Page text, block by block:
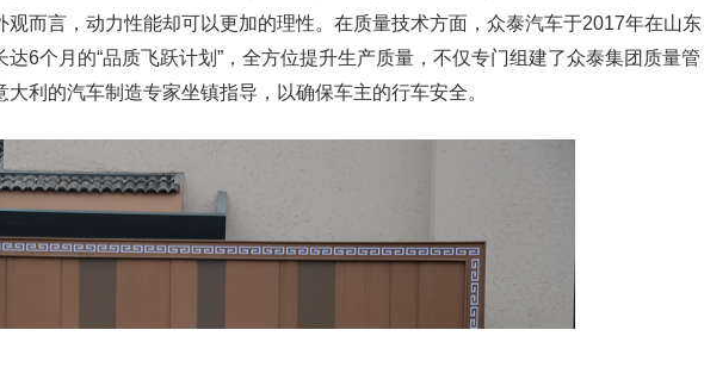
观而言，动力性能却可以更加的理性。在质量技术方面，众泰汽车于2017年在山东
6个月的“品质飞跃计划”，全方位提升生产质量，不仅专门组建了众泰集团质量管
利的汽车制造专家坐镇指导，以确保车主的行车安全。